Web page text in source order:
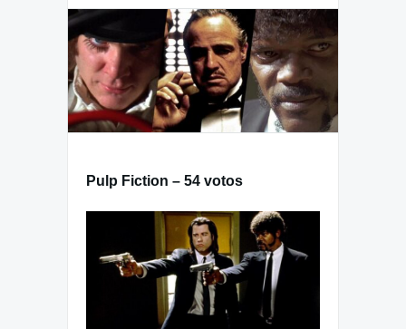
Pulp Fiction – 54 votos